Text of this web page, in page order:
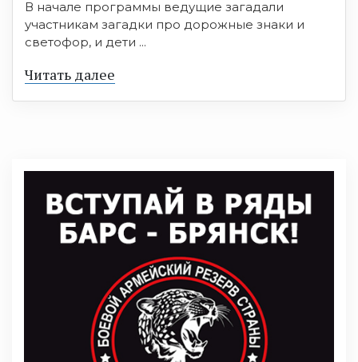
В начале программы ведущие загадали
участникам загадки про дорожные знаки и
светофор, и дети ...
Читать далее